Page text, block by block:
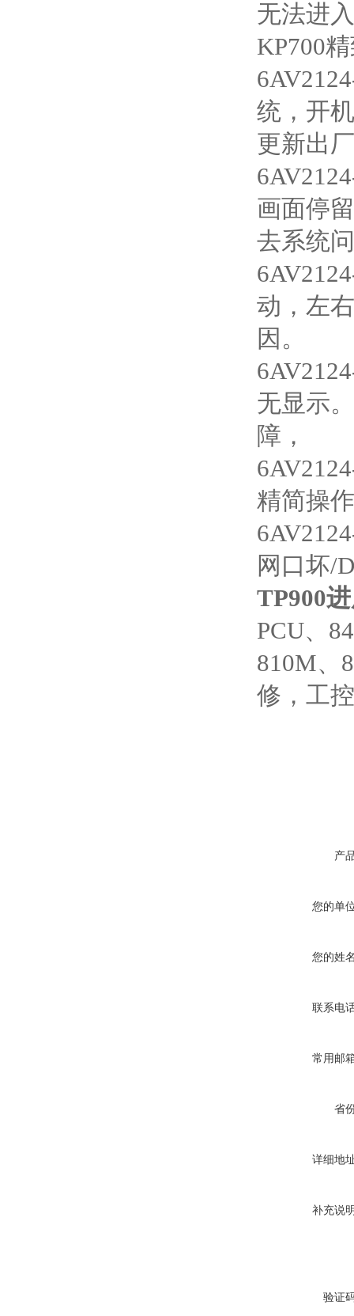
无法进
KP700
统，开
更新出
画面停
去系统
动，左
因。
无显示
障，
精简操
网口坏/
TP900
PCU、
810M、
修，工
产
您的单
您的姓
联系电
常用邮
省
详细地
补充说
验证